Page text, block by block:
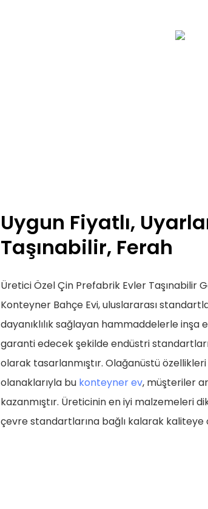
Uygun Fiyatlı,
Taşınabilir, Ferah
Üretici Özel Çin Prefabrik Evler Taşınabilir
Konteyner Bahçe Evi, uluslararası
dayanıklılık sağlayan hammaddelerle inşa
garanti edecek şekilde endüstri
olarak tasarlanmıştır. Olağanüstü
olanaklarıyla bu konteyner ev, müşteriler
kazanmıştır. Üreticinin en iyi malzemeleri
çevre standartlarına bağlı kalarak kaliteye